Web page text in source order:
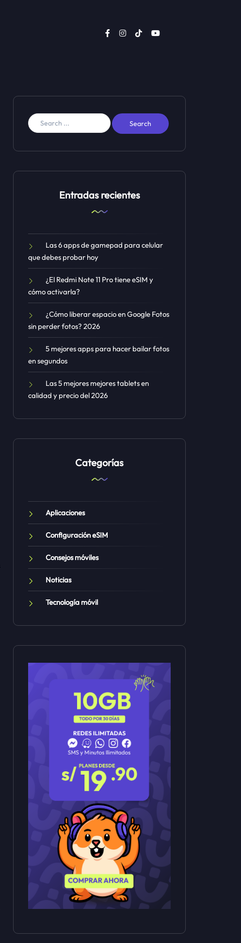
Entradas recientes
Las 6 apps de gamepad para celular
que debes probar hoy
¿El Redmi Note 11 Pro tiene eSIM y
cómo activarla?
¿Cómo liberar espacio en Google Fotos
sin perder fotos? 2026
5 mejores apps para hacer bailar fotos
en segundos
Las 5 mejores mejores tablets en
calidad y precio del 2026
Categorías
Aplicaciones
Configuración eSIM
Consejos móviles
Noticias
Tecnología móvil